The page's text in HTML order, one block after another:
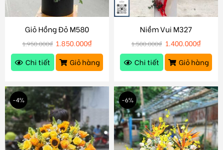
Giỏ Hồng Đỏ M580
1.950.000₫ 1.850.000₫
Chi tiết
Giỏ hàng
Niềm Vui M327
1.500.000₫ 1.400.000₫
Chi tiết
Giỏ hàng
-4% -6%